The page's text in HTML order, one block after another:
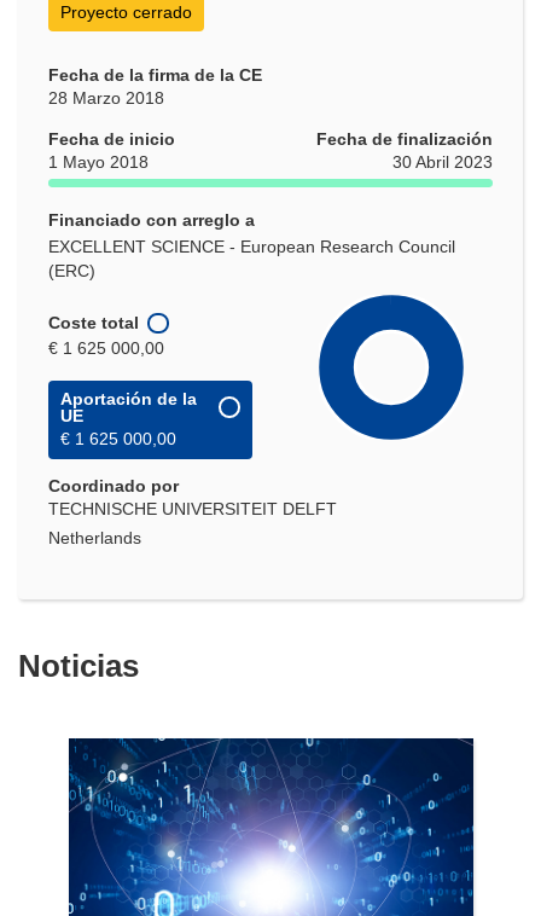
Proyecto cerrado
Fecha de la firma de la CE
28 Marzo 2018
Fecha de inicio
1 Mayo 2018
Fecha de finalización
30 Abril 2023
Financiado con arreglo a
EXCELLENT SCIENCE - European Research Council
(ERC)
Coste total
€ 1 625 000,00
Aportación de la
UE
€ 1 625 000,00
Coordinado por
TECHNISCHE UNIVERSITEIT DELFT
Netherlands
Noticias